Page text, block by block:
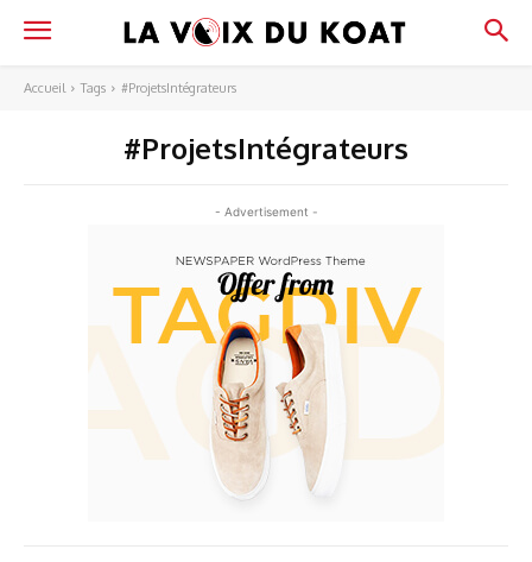
Accueil Tags #ProjetsIntégrateurs
#ProjetsIntégrateurs
- Advertisement -